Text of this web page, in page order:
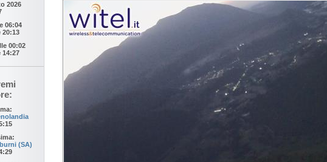
2026
06:04
20:13
00:02
14:27
(SA)